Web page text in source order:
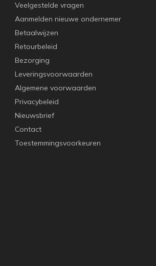
Veelgestelde vragen
Aanmelden nieuwe ondernemer
Betaalwijzen
Retourbeleid
Bezorging
Leveringsvoorwaarden
Algemene voorwaarden
Privacybeleid
Nieuwsbrief
Contact
Toestemmingsvoorkeuren